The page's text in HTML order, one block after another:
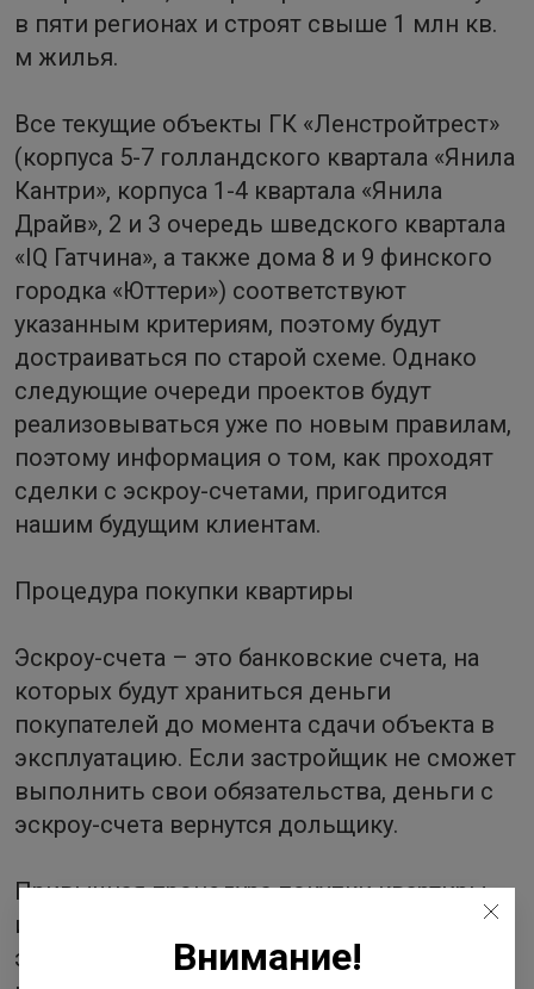
в пяти регионах и строят свыше 1 млн кв.
м жилья.
Все текущие объекты ГК «Ленстройтрест»
(корпуса 5-7 голландского квартала «Янила
Кантри», корпуса 1-4 квартала «Янила
Драйв», 2 и 3 очередь шведского квартала
«IQ Гатчина», а также дома 8 и 9 финского
городка «Юттери») соответствуют
указанным критериям, поэтому будут
достраиваться по старой схеме. Однако
следующие очереди проектов будут
реализовываться уже по новым правилам,
поэтому информация о том, как проходят
сделки с эскроу-счетами, пригодится
нашим будущим клиентам.
Процедура покупки квартиры
Эскроу-счета – это банковские счета, на
которых будут храниться деньги
покупателей до момента сдачи объекта в
эксплуатацию. Если застройщик не сможет
выполнить свои обязательства, деньги с
эскроу-счета вернутся дольщику.
Привычная процедура покупки квартиры
изменится незначительно. Вот основные
этапы заключения сделки с
Внимание!